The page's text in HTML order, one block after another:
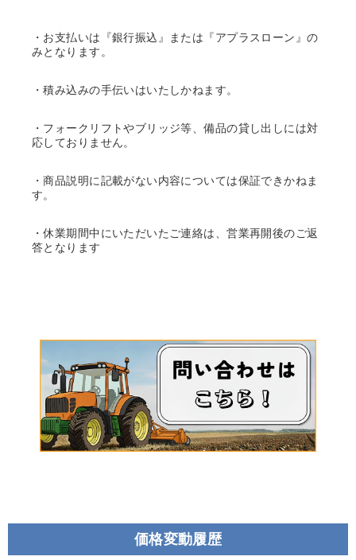
・お支払いは『銀行振込』または『アプラスローン』の
みとなります。
・積み込みの手伝いはいたしかねます。
・フォークリフトやブリッジ等、備品の貸し出しには対
応しておりません。
・商品説明に記載がない内容については保証できかねま
す。
・休業期間中にいただいたご連絡は、営業再開後のご返
答となります
価格変動履歴